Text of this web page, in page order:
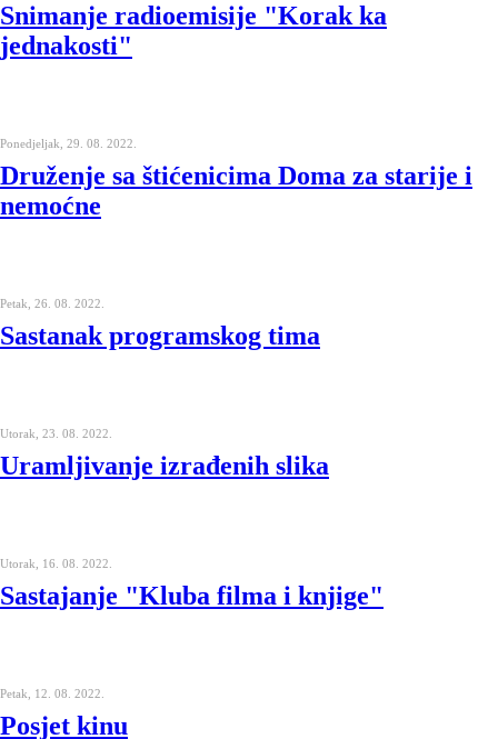
Snimanje radioemisije "Korak ka
jednakosti"
Ponedjeljak, 29. 08. 2022.
Druženje sa štićenicima Doma za starije i
nemoćne
Petak, 26. 08. 2022.
Sastanak programskog tima
Utorak, 23. 08. 2022.
Uramljivanje izrađenih slika
Utorak, 16. 08. 2022.
Sastajanje "Kluba filma i knjige"
Petak, 12. 08. 2022.
Posjet kinu